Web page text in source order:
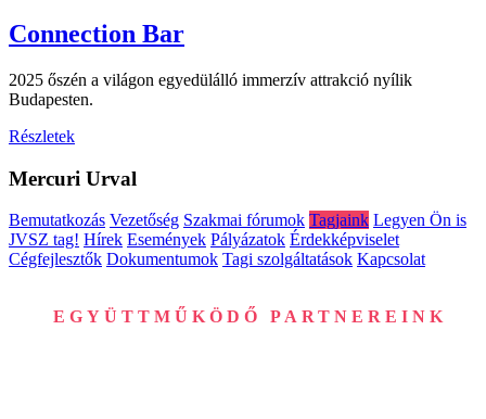
Connection Bar
2025 őszén a világon egyedülálló immerzív attrakció nyílik
Budapesten.
Részletek
Mercuri Urval
Bemutatkozás Vezetőség Szakmai fórumok Tagjaink Legyen Ön is
JVSZ tag! Hírek Események Pályázatok Érdekképviselet
Cégfejlesztők Dokumentumok Tagi szolgáltatások Kapcsolat
EGYÜTTMŰKÖDŐ PARTNEREINK